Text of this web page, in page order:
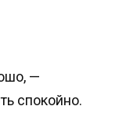
—
спокойно.